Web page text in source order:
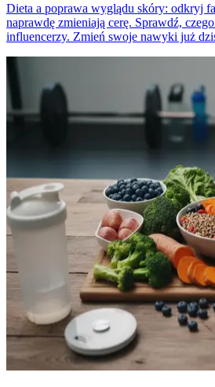
Dieta a poprawa wyglądu skóry: odkryj
naprawdę zmieniają cerę. Sprawdź,
influencerzy. Zmień swoje nawyki już